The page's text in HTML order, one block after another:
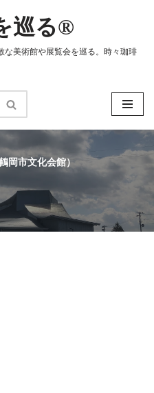
巡る®
な美術館や展覧会を巡る。時々珈琲
岡市文化会館）